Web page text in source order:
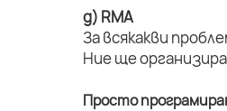
д) RMA
За всякакви
Ние ще
Просто